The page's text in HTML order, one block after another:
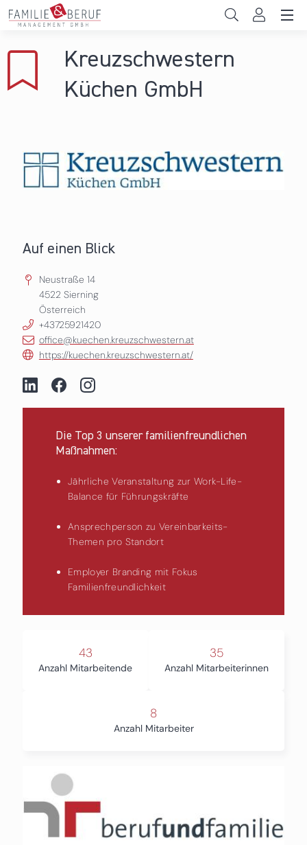
Direkt zum Inhalt
Gemeinden
Das sind wir
Kreuzschwestern
Küchen GmbH
Auf einen Blick
Neustraße 14
4522 Sierning
Österreich
+43725921420
office@kuechen.kreuzschwestern.at
https://kuechen.kreuzschwestern.at/
Die Top 3 unserer familienfreundlichen
Maßnahmen:
Jährliche Veranstaltung zur Work-Life-
Balance für Führungskräfte
Ansprechperson zu Vereinbarkeits-
Themen pro Standort
Employer Branding mit Fokus
Familienfreundlichkeit
43
Anzahl Mitarbeitende
35
Anzahl Mitarbeiterinnen
8
Anzahl Mitarbeiter